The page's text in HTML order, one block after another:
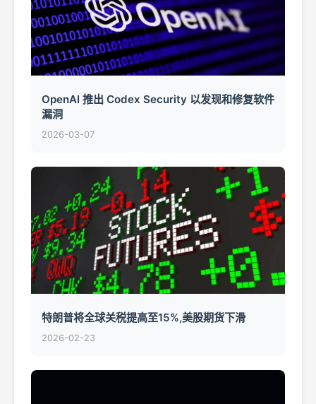
OpenAI 推出 Codex Security 以发现和修复软件
漏洞
2026-03-07
特朗普将全球关税提高至15%,美股期货下滑
2026-02-23